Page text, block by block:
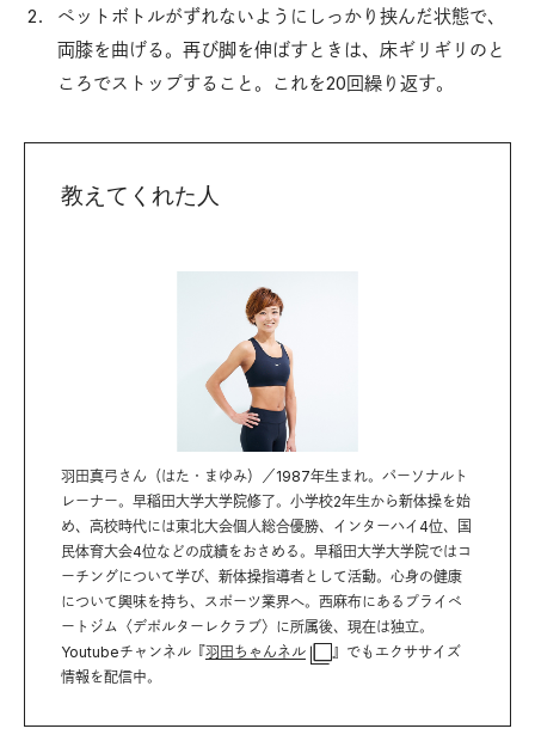
ペットボトルがずれないようにしっかり挟んだ状態で、
両膝を曲げる。再び脚を伸ばすときは、床ギリギリのと
ころでストップすること。これを20回繰り返す。
教えてくれた人
羽田真弓さん（はた・まゆみ）／1987年生まれ。パーソナルト
レーナー。早稲田大学大学院修了。小学校2年生から新体操を始
め、高校時代には東北大会個人総合優勝、インターハイ4位、国
民体育大会4位などの成績をおさめる。早稲田大学大学院ではコ
ーチングについて学び、新体操指導者として活動。心身の健康
について興味を持ち、スポーツ業界へ。西麻布にあるプライベ
ートジム〈デポルターレクラブ〉に所属後、現在は独立。
Youtubeチャンネル『羽田ちゃんネル
』でもエクササイズ
情報を配信中。